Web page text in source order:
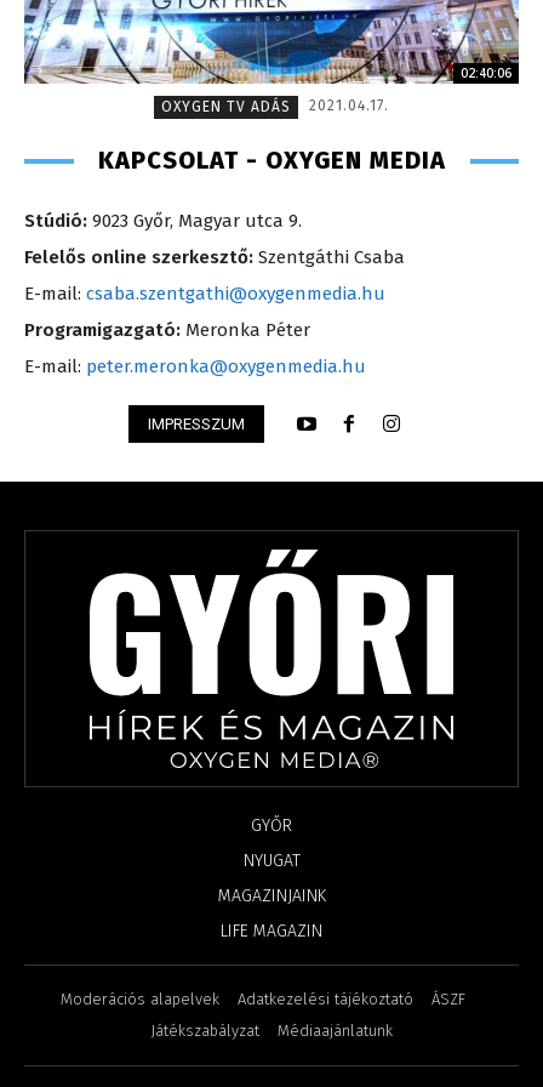
02:40:06
OXYGEN TV ADÁS
2021.04.17.
KAPCSOLAT - OXYGEN MEDIA
Stúdió: 9023 Győr, Magyar utca 9.
Felelős online szerkesztő: Szentgáthi Csaba
E-mail: csaba.szentgathi@oxygenmedia.hu
Programigazgató: Meronka Péter
E-mail: peter.meronka@oxygenmedia.hu
IMPRESSZUM
GYŐR
NYUGAT
MAGAZINJAINK
LIFE MAGAZIN
Moderációs alapelvek Adatkezelési tájékoztató
ÁSZF
Játékszabályzat
Médiaajánlatunk